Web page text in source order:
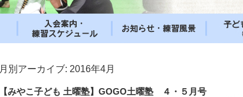
月別アーカイブ: 2016年4月
【みやこ子ども 土曜塾】GOGO土曜塾 ４・５月号